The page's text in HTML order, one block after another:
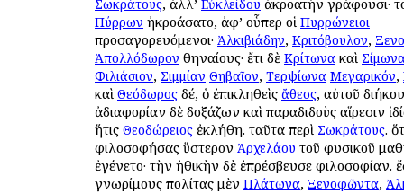
Σωκράτους
Εὐκλείδου
Πύρρων ἠκροάσατο, ἀφ’ οὗπερ οἱ Πυρρώνειοι
προσαγορευόμενοι· Ἀλκιβιάδην, Κριτόβουλον,
Ἀπολλόδωρον Ἀθηναίους· ἔτι δὲ Κρίτωνα καὶ
Φιλιάσιον, Σιμμίαν Θηβαῖον, Τερψίωνα Μεγαρικόν,
καὶ Θεόδωρος δέ, ὁ ἐπικληθεὶς ἄθεος, αὐτοῦ
ἀδιαφορίαν δὲ δοξάζων καὶ παραδιδοὺς αἵρεσιν
ἥτις Θεοδώρειος ἐκλήθη. ταῦτα περὶ Σωκράτους.
φιλοσοφήσας ὕστερον Ἀρχελάου τοῦ φυσικοῦ
ἐγένετο· τὴν ἠθικὴν δὲ ἐπρέσβευσε φιλοσοφίαν.
γνωρίμους πολίτας μὲν Πλάτωνα, Ξενοφῶντα,